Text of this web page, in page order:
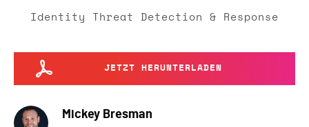
Identity Threat Detection & Response
JETZT HERUNTERLADEN
Mickey Bresman